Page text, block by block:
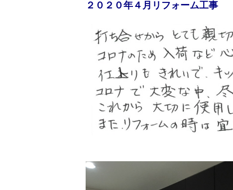
２０２０年４月リフォーム工事